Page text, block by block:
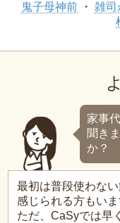
鬼子母神前
雑司
家事
聞き
か？
最初は普段使わな
感じられる方もいま
ただ、CaSyでは早